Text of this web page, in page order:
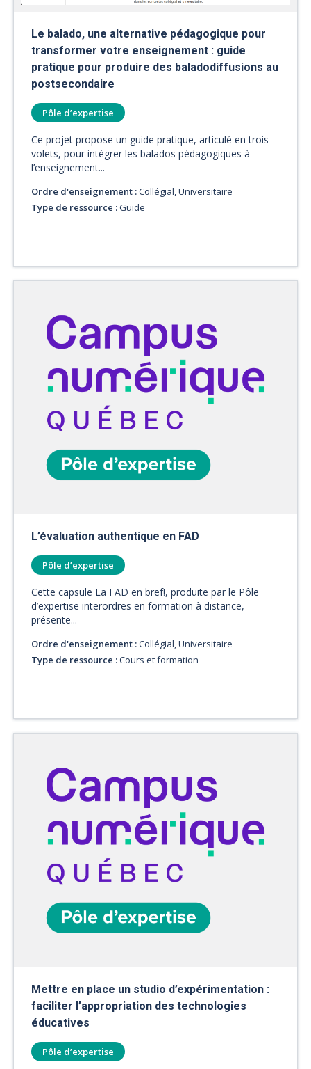
Le balado, une alternative pédagogique pour
transformer votre enseignement : guide
pratique pour produire des baladodiffusions au
postsecondaire
Pôle d’expertise
Ce projet propose un guide pratique, articulé en trois
volets, pour intégrer les balados pédagogiques à
l’enseignement...
Ordre d'enseignement :Collégial, Universitaire
Type de ressource :Guide
L’évaluation authentique en FAD
Pôle d’expertise
Cette capsule La FAD en bref!, produite par le Pôle
d’expertise interordres en formation à distance,
présente...
Ordre d'enseignement :Collégial, Universitaire
Type de ressource :Cours et formation
Mettre en place un studio d’expérimentation :
faciliter l’appropriation des technologies
éducatives
Pôle d’expertise